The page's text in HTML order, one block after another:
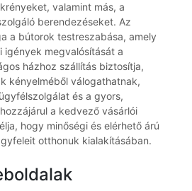
valamint más, a
berendezéseket. Az
a bútorok testreszabása, amely
megvalósítását a
házhoz szállítás biztosítja,
kényelméből válogathatnak,
és a gyors,
a kedvező vásárlói
hogy minőségi és elérhető árú
otthonuk kialakításában.